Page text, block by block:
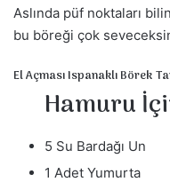
Aslında püf noktaları
bu böreği çok
El Açması Ispanaklı Börek
Hamuru
5 Su Bardağı Un
1 Adet Yumurta